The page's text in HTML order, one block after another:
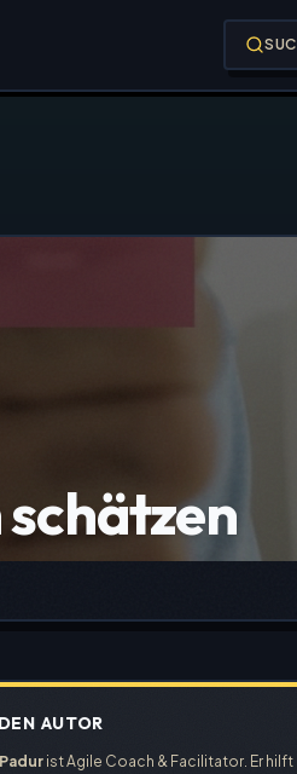
AUTOR
ist Agile Coach & Facilitator. Er hilft